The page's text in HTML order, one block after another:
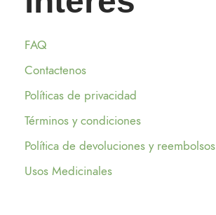
FAQ
Contactenos
Políticas de privacidad
Términos y condiciones
Política de devoluciones y reembolsos
Usos Medicinales